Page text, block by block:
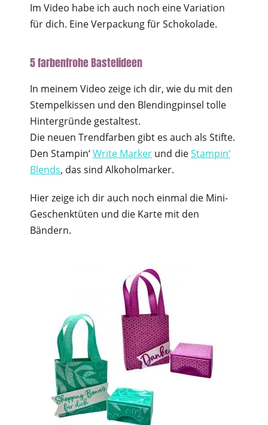
Im Video habe ich auch noch eine Variation
für dich. Eine Verpackung für Schokolade.
5 farbenfrohe Bastelideen
In meinem Video zeige ich dir, wie du mit den
Stempelkissen und den Blendingpinsel tolle
Hintergründe gestaltest.
Die neuen Trendfarben gibt es auch als Stifte.
Den Stampin‘Write Marker und dieStampin‘
Blends, das sind Alkoholmarker.
Hier zeige ich dir auch noch einmal die Mini-
Geschenktüten und die Karte mit den
Bändern.